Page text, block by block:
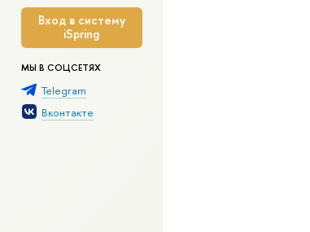
Вход в систему
iSpring
МЫ В СОЦСЕТЯХ
Telegram
Вконтакте